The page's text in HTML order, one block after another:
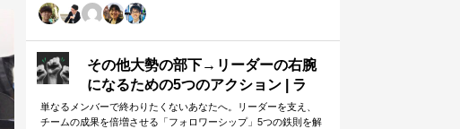
「好き・嫌い」や「多数決」ではなく、説得力ある提案を互い
その他大勢の部下→リーダーの右腕
になるための5つのアクション | ラ
イフハッカー・ジャパン
単なるメンバーで終わりたくないあなたへ。リーダーを支え、
チームの成果を倍増させる「フォロワーシップ」5つの鉄則を解